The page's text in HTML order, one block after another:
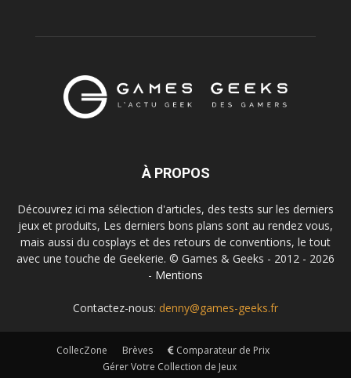
À PROPOS
Découvrez ici ma sélection d'articles, des tests sur les derniers
jeux et produits, Les derniers bons plans sont au rendez vous,
mais aussi du cosplays et des retours de conventions, le tout
avec une touche de Geekerie. © Games & Geeks - 2012 - 2026
- Mentions
Contactez-nous: denny@games-geeks.fr
CollecZone Brèves
Comparateur de Prix
Gérer Votre Collection de Jeux